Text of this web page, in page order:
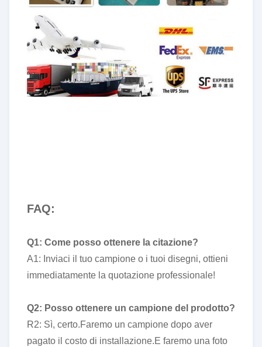
FAQ:
Q1: Come posso ottenere la citazione?
A1: Inviaci il tuo campione o i tuoi disegni, ottieni
immediatamente la quotazione professionale!
Q2: Posso ottenere un campione del prodotto?
R2: Sì, certo.Faremo un campione dopo aver
pagato il costo di installazione.E faremo una foto